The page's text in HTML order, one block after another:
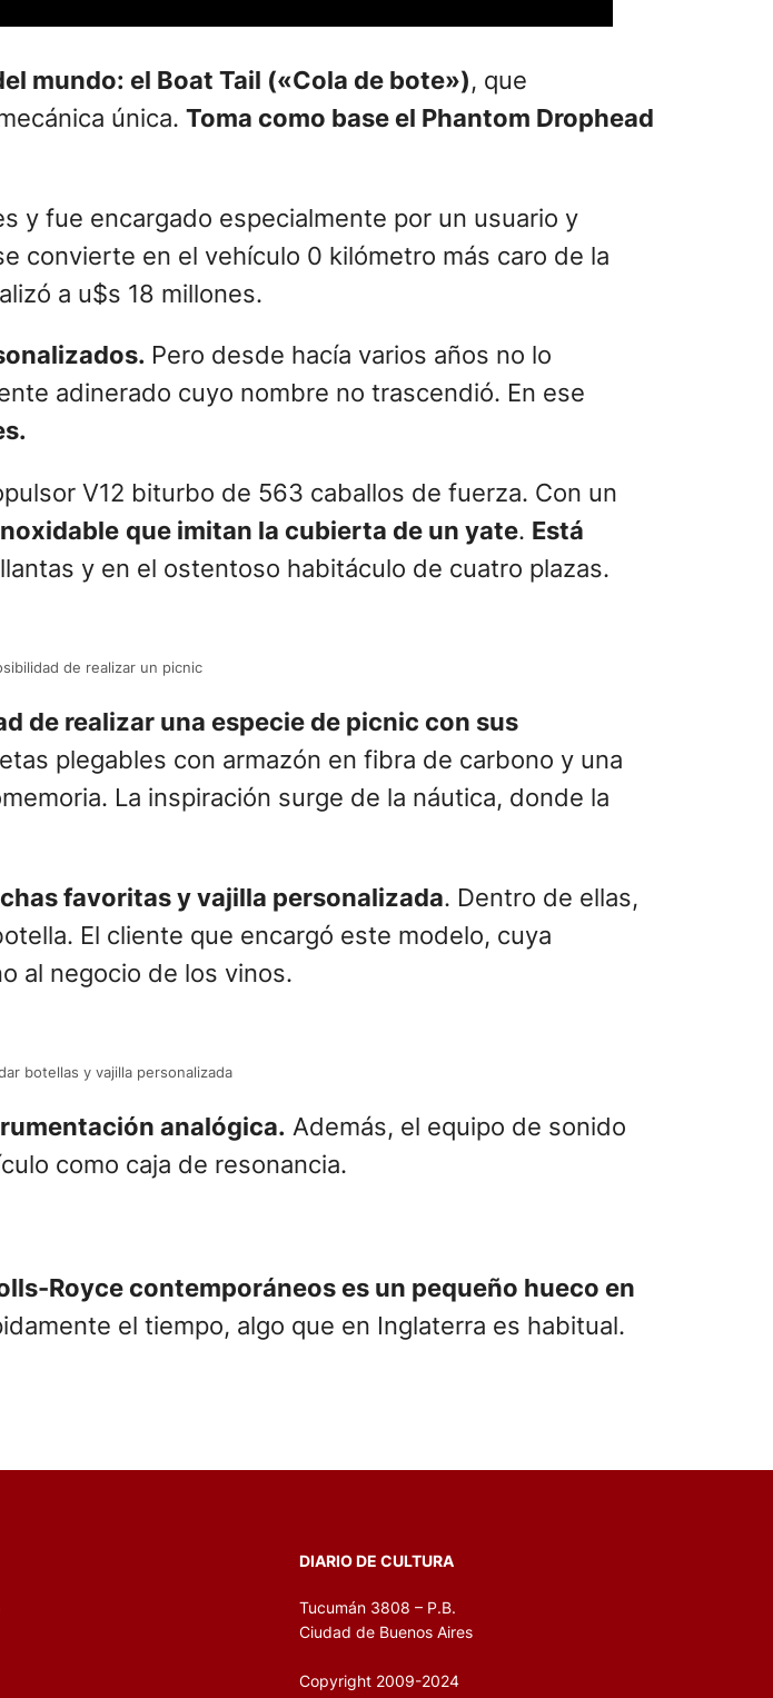
mundo: el Boat Tail («Cola de bote»), que
única. Toma como base el Phantom Drophead
y fue encargado especialmente por un usuario y
convierte en el vehículo 0 kilómetro más caro de la
a u$s 18 millones.
Pero desde hacía varios años no lo
adinerado cuyo nombre no trascendió. En ese
V12 biturbo de 563 caballos de fuerza. Con un
que imitan la cubierta de un yate. Está
y en el ostentoso habitáculo de cuatro plazas.
de realizar un picnic
de realizar una especie de picnic con sus
plegables con armazón en fibra de carbono y una
La inspiración surge de la náutica, donde la
favoritas y vajilla personalizada. Dentro de ellas,
El cliente que encargó este modelo, cuya
al negocio de los vinos.
botellas y vajilla personalizada
analógica. Además, el equipo de sonido
como caja de resonancia.
Royce contemporáneos es un pequeño hueco en
el tiempo, algo que en Inglaterra es habitual.
DIARIO DE CULTURA
Tucumán 3808 – P.B.
Ciudad de Buenos Aires
Copyright 2009-2024